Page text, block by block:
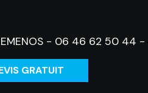
- 06 46 62 50 44 -
GRATUIT